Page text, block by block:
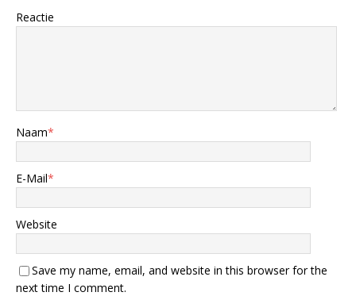
Reactie
Naam*
E-Mail*
Website
Save my name, email, and website in this browser for the
next time I comment.